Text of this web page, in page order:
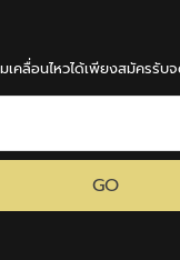
เคลื่อนไหวได้เพียงสมัครรับ
GO